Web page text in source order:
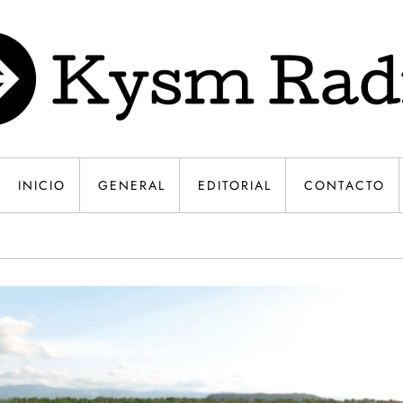
INICIO GENERAL EDITORIAL CONTACTO